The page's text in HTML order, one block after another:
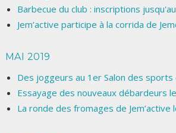
Barbecue du club : inscriptions
Jem’active participe à la corrida de
MAI 2019
Des joggeurs au 1er Salon des sports
Essayage des nouveaux débardeurs
La ronde des fromages de Jem’active